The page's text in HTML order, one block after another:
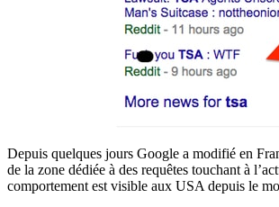
Depuis quelques jours Google a modifié en
de la zone dédiée à des requêtes touchant à
comportement est visible aux USA depuis le